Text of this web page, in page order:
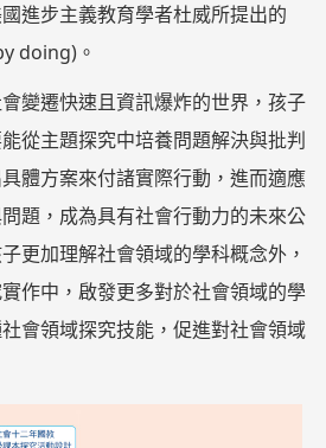
進步主義教育學者杜威所提出的
doing)。
變遷快速且資訊爆炸的世界，孩子
從主題探究中培養問題解決與批判
體方案來付諸實際行動，進而適應
題，成為具有社會行動力的未來公
更加理解社會領域的學科概念外，
作中，啟發更多對於社會領域的學
會領域探究技能，促進對社會領域